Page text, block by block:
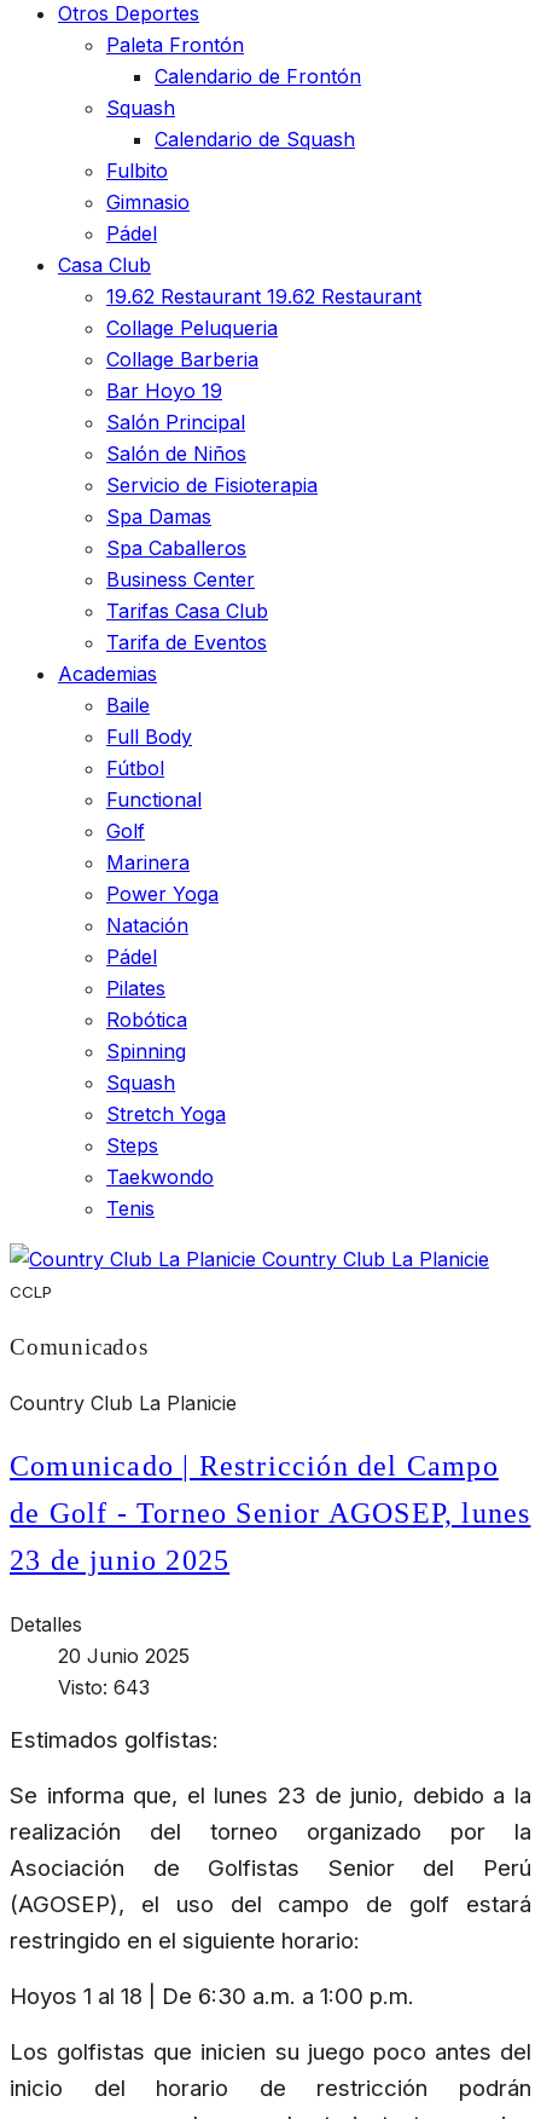
Otros Deportes
Paleta Frontón
Calendario de Frontón
Squash
Calendario de Squash
Fulbito
Gimnasio
Pádel
Casa Club
19.62 Restaurant 19.62 Restaurant
Collage Peluqueria
Collage Barberia
Bar Hoyo 19
Salón Principal
Salón de Niños
Servicio de Fisioterapia
Spa Damas
Spa Caballeros
Business Center
Tarifas Casa Club
Tarifa de Eventos
Academias
Baile
Full Body
Fútbol
Functional
Golf
Marinera
Power Yoga
Natación
Pádel
Pilates
Robótica
Spinning
Squash
Stretch Yoga
Steps
Taekwondo
Tenis
Country Club La Planicie
CCLP
Comunicados
Country Club La Planicie
Comunicado | Restricción del Campo
de Golf - Torneo Senior AGOSEP, lunes
23 de junio 2025
Detalles
20 Junio 2025
Visto: 643
Estimados golfistas:
Se informa que, el lunes 23 de junio, debido a la
realización del torneo organizado por la
Asociación de Golfistas Senior del Perú
(AGOSEP), el uso del campo de golf estará
restringido en el siguiente horario:
Hoyos 1 al 18 | De 6:30 a.m. a 1:00 p.m.
Los golfistas que inicien su juego poco antes del
inicio del horario de restricción podrán